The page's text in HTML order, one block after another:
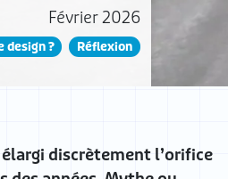
Février 2026
design ? Réflexion
discrètement l’orifice